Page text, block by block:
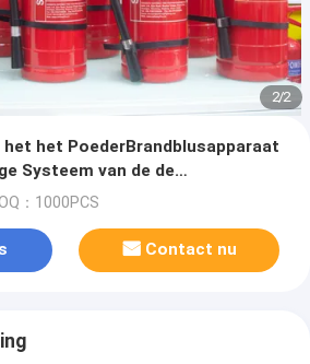
2/2
het het PoederBrandblusapparaat
Systeem van de de
：1000PCS
Contact nu